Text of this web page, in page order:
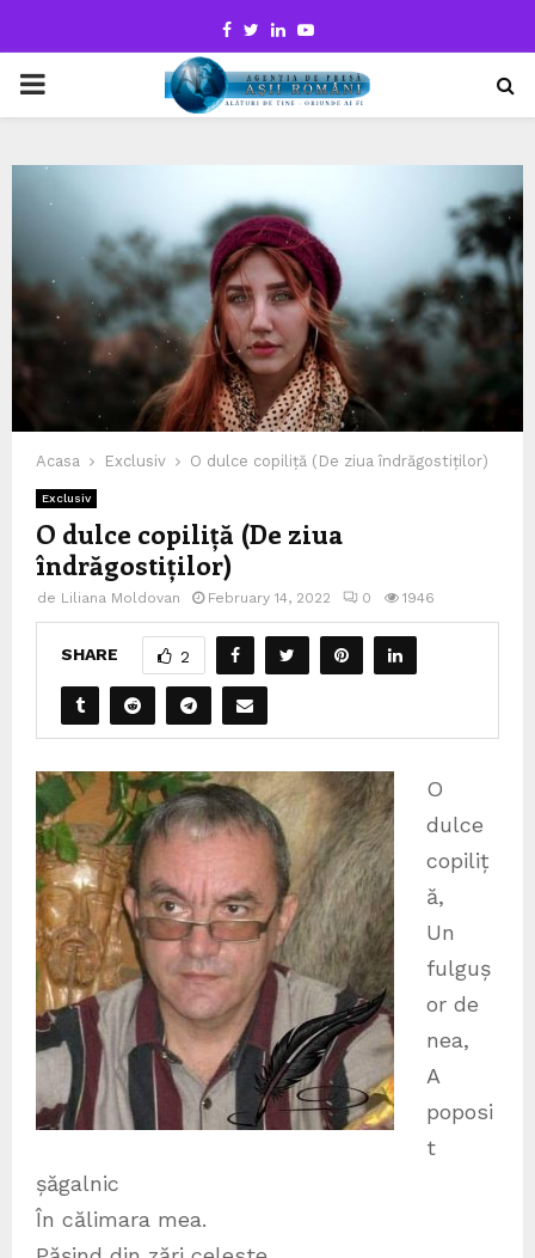
Facebook
TwitterLinkedinYoutube
PRIMARY
Acasa Exclusiv O dulce copiliță (De ziua îndrăgostiților)
Exclusiv
O dulce copiliță (De ziua
îndrăgostiților)
de Liliana Moldovan February 14, 2022 0 1946
SHARE 2
O
dulce
copiliț
ă,
Un
fulguș
or de
nea,
A
poposi
t
șăgalnic
În călimara mea.